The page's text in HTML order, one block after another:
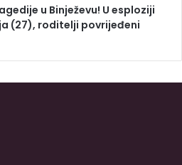
u Binježevu! U esploziji
(27), roditelji povrijeđeni